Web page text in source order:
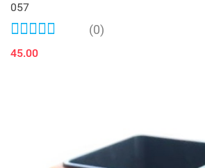
057
(0)
45.00